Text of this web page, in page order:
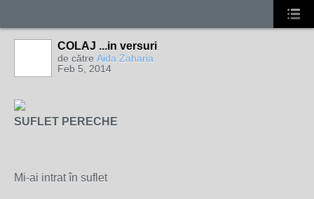
COLAJ ...in versuri
de către Aida Zaharia
Feb 5, 2014
SUFLET PERECHE
Mi-ai intrat în suflet